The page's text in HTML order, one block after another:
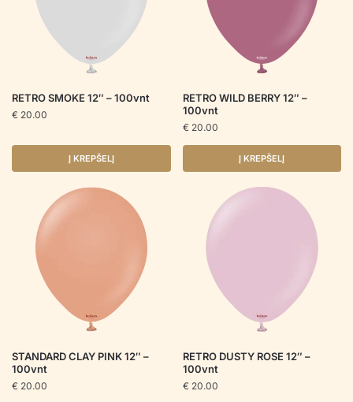
RETRO SMOKE 12″ – 100vnt
€ 20.00
Į KREPŠELĮ
RETRO WILD BERRY 12″ –
100vnt
€ 20.00
Į KREPŠELĮ
STANDARD CLAY PINK 12″ –
100vnt
€ 20.00
RETRO DUSTY ROSE 12″ –
100vnt
€ 20.00